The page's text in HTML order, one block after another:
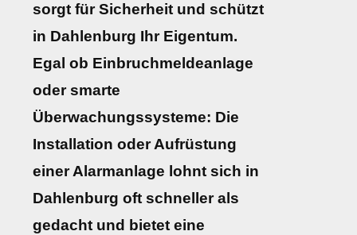
sorgt für Sicherheit und schützt
in Dahlenburg Ihr Eigentum.
Egal ob Einbruchmeldeanlage
oder smarte
Überwachungssysteme: Die
Installation oder Aufrüstung
einer Alarmanlage lohnt sich in
Dahlenburg oft schneller als
gedacht und bietet eine